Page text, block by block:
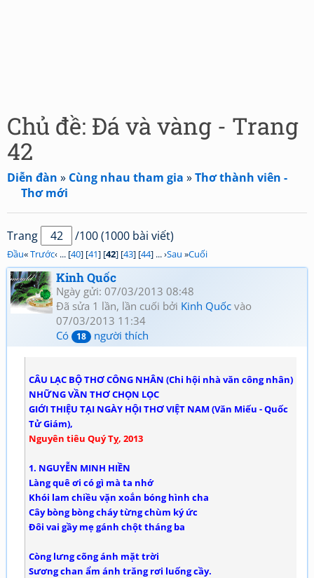
Chủ đề: Đá và vàng - Trang
42
Diễn đàn » Cùng nhau tham gia »Thơ thành viên -
Thơ mới
Trang /100 (1000 bài viết)
Đầu«Trước‹ ... [40] [41] [42] [43] [44] ... ›Sau »Cuối
Kinh Quốc
Ngày gửi: 07/03/2013 08:48
Đã sửa 1 lần, lần cuối bởi Kinh Quốc vào
07/03/2013 11:34
Có
18 người thích
CÂU LẠC BỘ THƠ CÔNG NHÂN (Chi hội nhà văn công nhân)
NHỮNG VẦN THƠ CHỌN LỌC
GIỚI THIỆU TẠI NGÀY HỘI THƠ VIỆT NAM (Văn Miếu - Quốc
Tử Giám),
Nguyên tiêu Quý Tỵ, 2013
1. NGUYỄN MINH HIỀN
Làng quê ơi có gì mà ta nhớ
Khói lam chiều vặn xoắn bóng hình cha
Cây bòng bòng cháy từng chùm ký ức
Đôi vai gầy mẹ gánh chột tháng ba
Còng lưng cõng ánh mặt trời
Sương chan ẩm ánh trăng rơi luống cầy.